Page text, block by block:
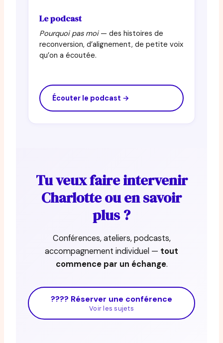
Le podcast
Pourquoi pas moi— des histoires de
reconversion, d’alignement, de petite voix
qu’on a écoutée.
Écouter le podcast →
Tu veux faire intervenir
Charlotte ou en savoir
plus ?
Conférences, ateliers, podcasts,
accompagnement individuel — tout
commence par un échange.
???? Réserver une conférence
Voir les sujets